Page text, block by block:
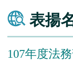
表揚
107年度法